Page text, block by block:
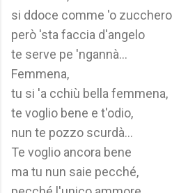
si ddoce comme 'o zucchero
però 'sta faccia d'angelo
te serve pe 'ngannà...
Femmena,
tu si 'a cchiù bella femmena,
te voglio bene e t'odio,
nun te pozzo scurdà...
Te voglio ancora bene
ma tu nun saie pecché,